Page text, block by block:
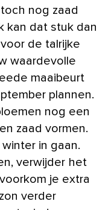
nog zaad
kan dat stuk dan
de talrijke
waardevolle
maaibeurt
plannen.
nog een
zaad vormen.
in gaan.
verwijder het
je extra
verder